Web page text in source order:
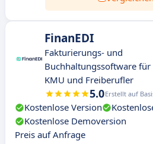
FinanEDI
Fakturierungs- und
Buchhaltungssoftware für
KMU und Freiberufler
5.0Erstellt auf
Kostenlose Version
Kostenlose Demoversion
Preis auf Anfrage